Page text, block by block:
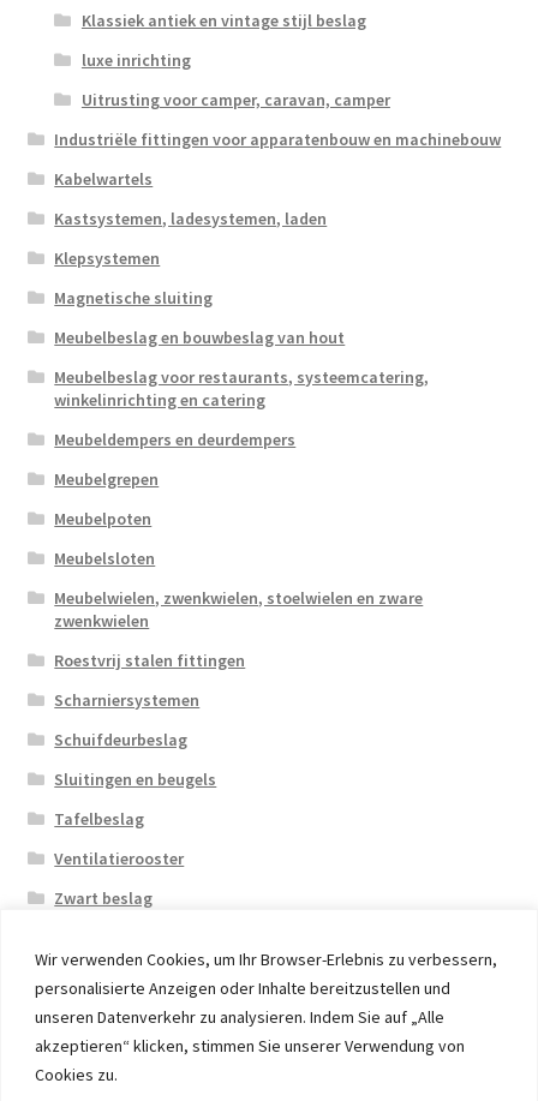
Wir verwenden Cookies, um Ihr Browser-Erlebnis zu verbessern,
personalisierte Anzeigen oder Inhalte bereitzustellen und
unseren Datenverkehr zu analysieren. Indem Sie auf „Alle
akzeptieren“ klicken, stimmen Sie unserer Verwendung von
Cookies zu.
Klassiek antiek en vintage stijl beslag
luxe inrichting
Uitrusting voor camper, caravan, camper
Industriële fittingen voor apparatenbouw en machinebouw
Kabelwartels
Kastsystemen, ladesystemen, laden
Klepsystemen
Magnetische sluiting
Meubelbeslag en bouwbeslag van hout
Meubelbeslag voor restaurants, systeemcatering,
winkelinrichting en catering
Meubeldempers en deurdempers
Meubelgrepen
Meubelpoten
Meubelsloten
Meubelwielen, zwenkwielen, stoelwielen en zware
zwenkwielen
Roestvrij stalen fittingen
Scharniersystemen
Schuifdeurbeslag
Sluitingen en beugels
Tafelbeslag
Ventilatierooster
Zwart beslag
© 2026 Eruon Trade UG, Germany, member of the ERUON